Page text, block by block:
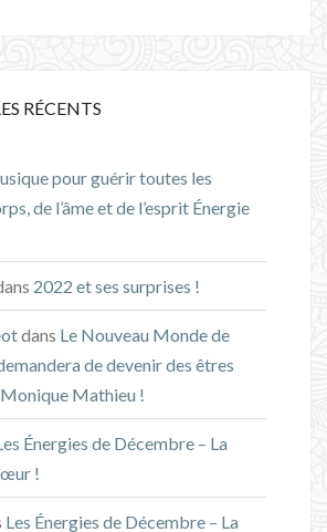
RÉCENTS
pour guérir toutes les
de l’âme et de l’esprit Énergie
2022 et ses surprises !
dans Le Nouveau Monde de
de devenir des êtres
Mathieu !
Énergies de Décembre – La
!
Les Énergies de Décembre – La